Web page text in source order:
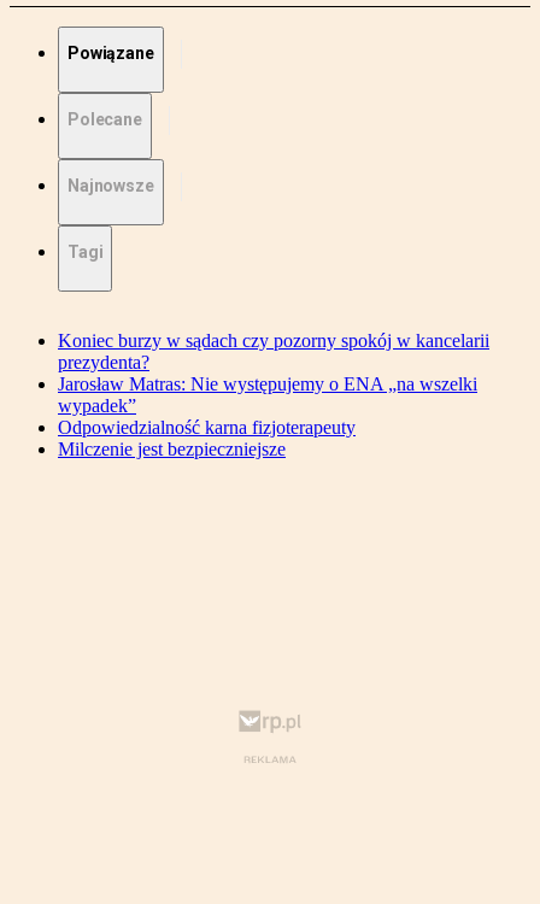
Powiązane
Polecane
Najnowsze
Tagi
Koniec burzy w sądach czy pozorny spokój w kancelarii
prezydenta?
Jarosław Matras: Nie występujemy o ENA „na wszelki
wypadek”
Odpowiedzialność karna fizjoterapeuty
Milczenie jest bezpieczniejsze